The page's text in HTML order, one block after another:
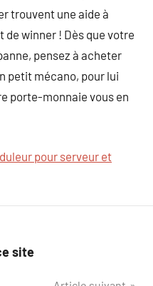
trouvent une aide à
de winner ! Dès que votre
pensez à acheter
petit mécano, pour lui
porte-monnaie vous en
pour serveur et
site